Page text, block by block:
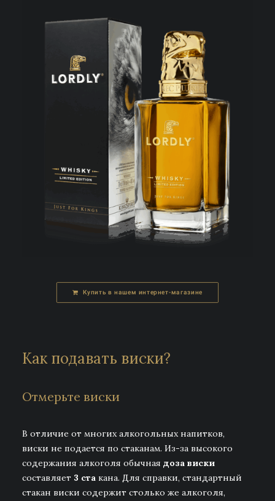
Купить в нашем интернет-магазине
Как подавать виски?
Отмерьте виски
В отличие от многих алкогольных напитков,
виски не подается по стаканам. Из-за высокого
содержания алкоголя обычная доза виски
составляет 3 ста кана. Для справки, стандартный
стакан виски содержит столько же алкоголя,